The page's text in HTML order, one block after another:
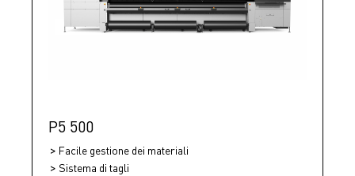
P5 500
Facile gestione dei materiali
Sistema di tagli